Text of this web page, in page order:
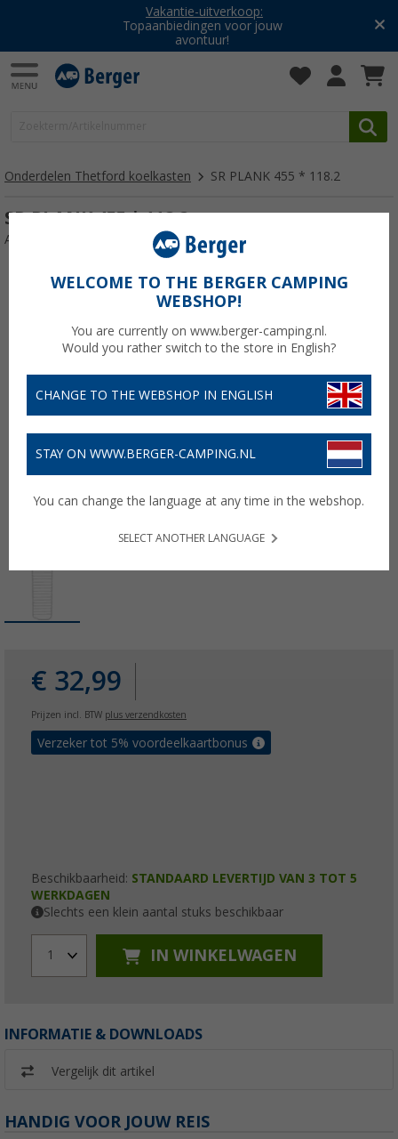
Vakantie-uitverkoop:
Topaanbiedingen voor jouw
avontuur!
Onderdelen Thetford koelkasten SR PLANK 455 * 118.2
SR PLANK 455 * 118.2
Artikelnr: 210002AF
€ 32,99
Prijzen incl. BTW plus verzendkosten
Verzeker tot 5% voordeelkaartbonus
Beschikbaarheid: STANDAARD LEVERTIJD VAN 3 TOT 5
WERKDAGEN
Slechts een klein aantal stuks beschikbaar
1 IN WINKELWAGEN
INFORMATIE & DOWNLOADS
Vergelijk dit artikel
HANDIG VOOR JOUW REIS
WELCOME TO THE BERGER CAMPING
WEBSHOP!
You are currently on www.berger-camping.nl.
Would you rather switch to the store in English?
CHANGE TO THE WEBSHOP IN ENGLISH
STAY ON WWW.BERGER-CAMPING.NL
You can change the language at any time in the webshop.
SELECT ANOTHER LANGUAGE